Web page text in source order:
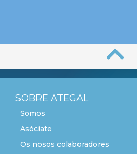
SOBRE ATEGAL
Somos
Asóciate
Os nosos colaboradores